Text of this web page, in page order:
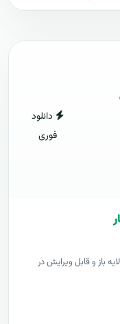
دانلود
فوری
باز و قابل ویرایش در